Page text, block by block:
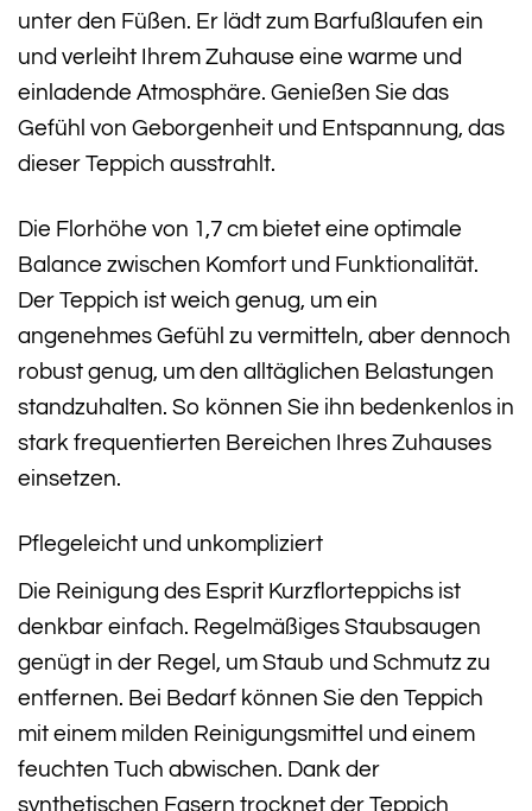
unter den Füßen. Er lädt zum Barfußlaufen ein
und verleiht Ihrem Zuhause eine warme und
einladende Atmosphäre. Genießen Sie das
Gefühl von Geborgenheit und Entspannung, das
dieser Teppich ausstrahlt.
Die Florhöhe von 1,7 cm bietet eine optimale
Balance zwischen Komfort und Funktionalität.
Der Teppich ist weich genug, um ein
angenehmes Gefühl zu vermitteln, aber dennoch
robust genug, um den alltäglichen Belastungen
standzuhalten. So können Sie ihn bedenkenlos in
stark frequentierten Bereichen Ihres Zuhauses
einsetzen.
Pflegeleicht und unkompliziert
Die Reinigung des Esprit Kurzflorteppichs ist
denkbar einfach. Regelmäßiges Staubsaugen
genügt in der Regel, um Staub und Schmutz zu
entfernen. Bei Bedarf können Sie den Teppich
mit einem milden Reinigungsmittel und einem
feuchten Tuch abwischen. Dank der
synthetischen Fasern trocknet der Teppich